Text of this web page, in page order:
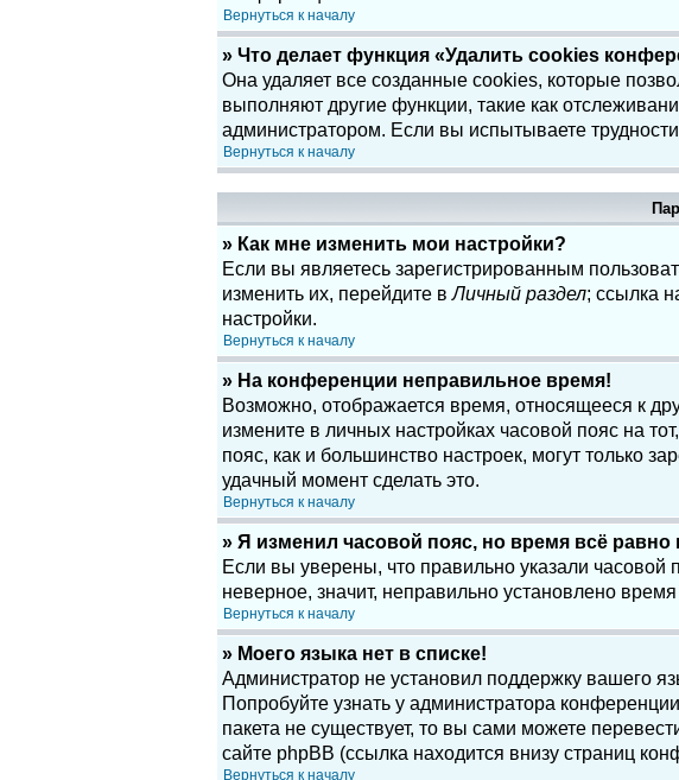
Вернуться к началу
» Что делает функция «Удалить cookies
Она удаляет все созданные cookies, которые
выполняют другие функции, такие как
администратором. Если вы испытываете
Вернуться к началу
» Как мне изменить мои настройки?
Если вы являетесь зарегистрированным
изменить их, перейдите вЛичный раздел; ссылка
настройки.
Вернуться к началу
» На конференции неправильное время!
Возможно, отображается время, относящееся к
измените в личных настройках часовой пояс на
пояс, как и большинство настроек, могут только
удачный момент сделать это.
Вернуться к началу
» Я изменил часовой пояс, но время всё равно
Если вы уверены, что правильно указали
неверное, значит, неправильно установлено
Вернуться к началу
» Моего языка нет в списке!
Администратор не установил поддержку вашего
Попробуйте узнать у администратора
пакета не существует, то вы сами можете
сайте phpBB (ссылка находится внизу страниц
Вернуться к началу